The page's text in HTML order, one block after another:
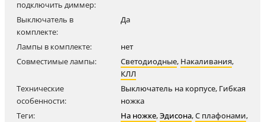
подключить диммер:
Выключатель в
комплекте:
Да
Лампы в комплекте:
нет
Совместимые лампы:
Светодиодные, Накаливания,
КЛЛ
Технические
особенности:
Выключатель на корпусе, Гибкая
ножка
Теги:
На ножке,Эдисона,С плафонами,